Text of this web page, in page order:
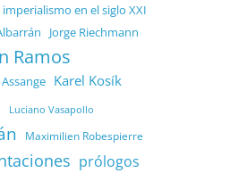
imperialismo en el siglo XXI
Jorge Riechmann
Ramos
Karel Kosík
Luciano Vasapollo
Maximilien Robespierre
prólogos